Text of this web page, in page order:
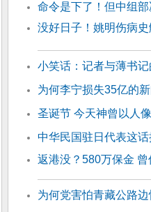
命令是下了！但中组
没好日子！姚明伤病
小笑话：记者与薄书
为何李宁损失35亿的
圣诞节 今天神曾以人
中华民国驻日代表这
返港没？580万保金
为何党害怕青藏公路